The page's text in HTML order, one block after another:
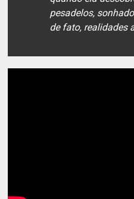
pesadelos,
de fato, realidades